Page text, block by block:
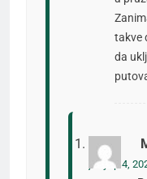
takve
da
јануар 4,